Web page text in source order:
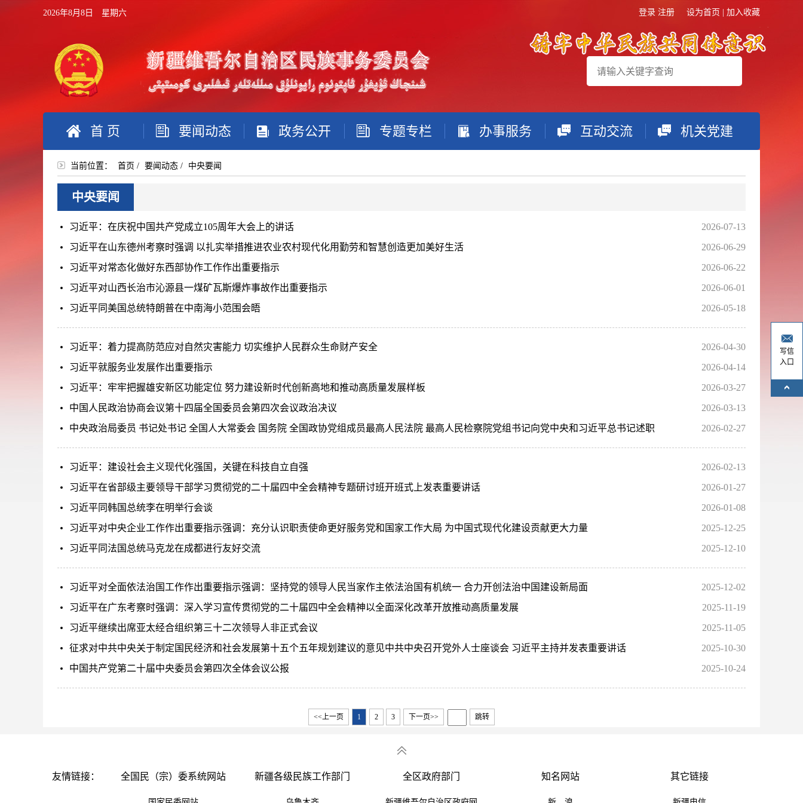
2026年8月8日 星期六 设为首页 加入收藏
登录 注册
搜索
首 页 要闻动态 政务公开 专题专栏 办事服务 互动交流 机关党建
当前位置： 首页 / 要闻动态 / 中央要闻
中央要闻
习近平：在庆祝中国共产党成立105周年大会上的讲话
2026-07-13
习近平在山东德州考察时强调 以扎实举措推进农业农村现代化用勤劳和智慧创造更加美好生活
2026-06-29
习近平对常态化做好东西部协作工作作出重要指示
2026-06-22
习近平对山西长治市沁源县一煤矿瓦斯爆炸事故作出重要指示
2026-06-01
习近平同美国总统特朗普在中南海小范围会晤
2026-05-18
习近平：着力提高防范应对自然灾害能力 切实维护人民群众生命财产安全
2026-04-30
习近平就服务业发展作出重要指示
2026-04-14
习近平：牢牢把握雄安新区功能定位 努力建设新时代创新高地和推动高质量发展样板
2026-03-27
中国人民政治协商会议第十四届全国委员会第四次会议政治决议
2026-03-13
中央政治局委员 书记处书记 全国人大常委会 国务院 全国政协党组成员最高人民法院 最高人民检察院党组书记向党中央和习近平总书记述职
2026-02-27
习近平：建设社会主义现代化强国，关键在科技自立自强
2026-02-13
习近平在省部级主要领导干部学习贯彻党的二十届四中全会精神专题研讨班开班式上发表重要讲话
2026-01-27
习近平同韩国总统李在明举行会谈
2026-01-08
习近平对中央企业工作作出重要指示强调：充分认识职责使命更好服务党和国家工作大局 为中国式现代化建设贡献更大力量
2025-12-25
习近平同法国总统马克龙在成都进行友好交流
2025-12-10
习近平对全面依法治国工作作出重要指示强调：坚持党的领导人民当家作主依法治国有机统一 合力开创法治中国建设新局面
2025-12-02
习近平在广东考察时强调：深入学习宣传贯彻党的二十届四中全会精神以全面深化改革开放推动高质量发展
2025-11-19
习近平继续出席亚太经合组织第三十二次领导人非正式会议
2025-11-05
征求对中共中央关于制定国民经济和社会发展第十五个五年规划建议的意见中共中央召开党外人士座谈会 习近平主持并发表重要讲话
2025-10-30
中国共产党第二十届中央委员会第四次全体会议公报
2025-10-24
<<上一页 1 2 3 下一页>> 跳转
写信
入口
友情链接： 全国民（宗）委系统网站 新疆各级民族工作部门 全区政府部门 知名网站 其它链接